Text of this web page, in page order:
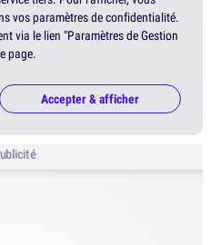
vos paramètres de confidentialité.
via le lien "Paramètres de Gestion
page.
Accepter & afficher